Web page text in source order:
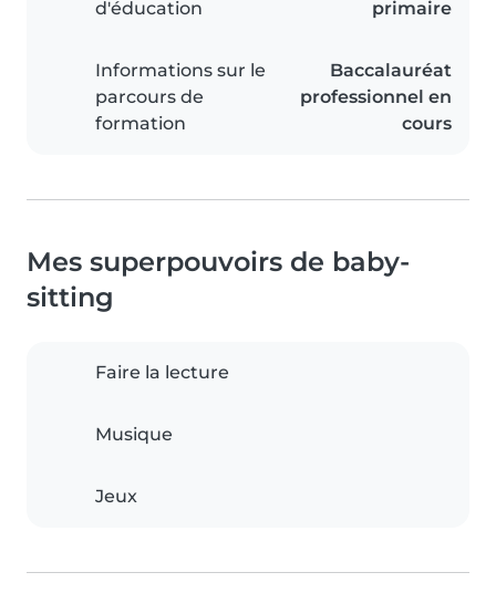
d'éducation primaire
Informations sur le
parcours de
formation
Baccalauréat
professionnel en
cours
Mes superpouvoirs de baby-
sitting
Faire la lecture
Musique
Jeux